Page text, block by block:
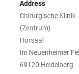
Address
Chirurgische Klinik
(Zentrum)
Hörsaal
Im Neuenheimer
69120 Heidelberg